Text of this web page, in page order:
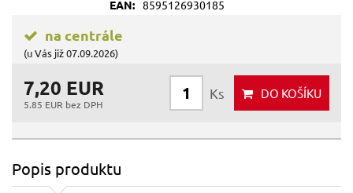
EAN: 8595126930185
na centrále
(u Vás již 07.09.2026)
7,20 EUR
5.85 EUR bez DPH
Ks DO KOŠÍKU
Popis produktu